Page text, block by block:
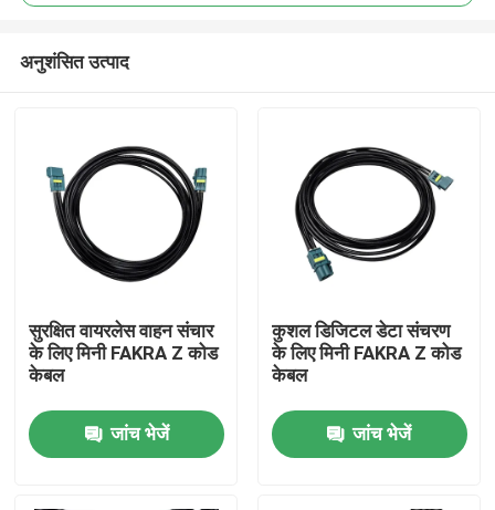
अनुशंसित उत्पाद
सुरक्षित वायरलेस वाहन संचार
के लिए मिनी FAKRA Z कोड
केबल
जांच भेजें
कुशल डिजिटल डेटा संचरण
के लिए मिनी FAKRA Z कोड
केबल
जांच भेजें